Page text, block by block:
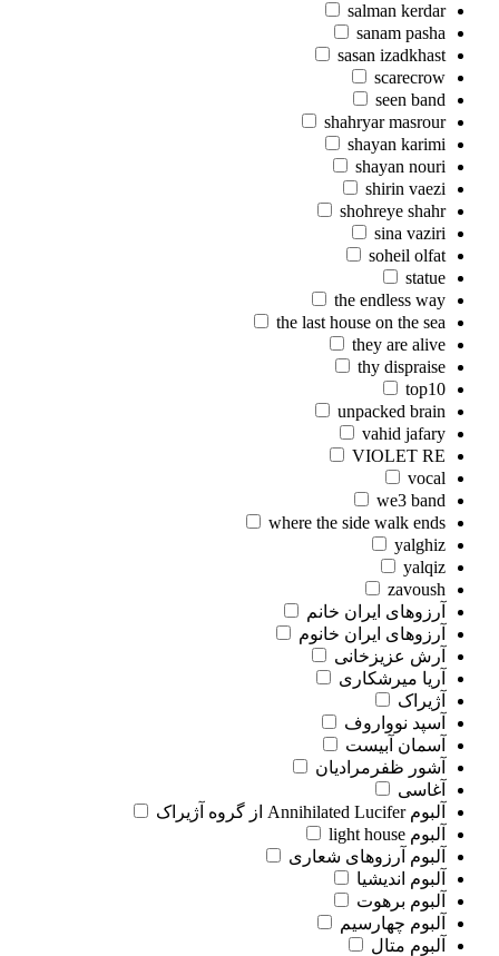
salman kerdar
sanam pasha
sasan izadkhast
scarecrow
seen band
shahryar masrour
shayan karimi
shayan nouri
shirin vaezi
shohreye shahr
sina vaziri
soheil olfat
statue
the endless way
the last house on the sea
they are alive
thy dispraise
top10
unpacked brain
vahid jafary
VIOLET RE
vocal
we3 band
where the side walk ends
yalghiz
yalqiz
zavoush
آرزوهای ایران خانم
آرزوهای ایران خانوم
آرش عزیزخانی
آریا میرشکاری
آژیراک
آسپد نوواروف
آسمان آبیست
آشور ظفرمرادیان
آغاسی
آلبوم Annihilated Lucifer از گروه آژیراک
آلبوم light house
آلبوم آرزوهای شعاری
آلبوم اندیشیا
آلبوم برهوت
آلبوم چهارسیم
آلبوم متال